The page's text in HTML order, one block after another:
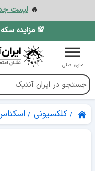
🔥لیست جدید
💯مزایده سکه
منوی اصلی
کلکسیونی